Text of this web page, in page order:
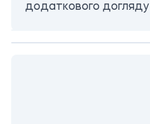
додаткового догляду